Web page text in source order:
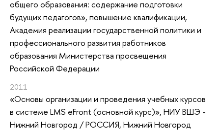
общего образования: содержание подготовки
будущих педагогов», повышение квалификации,
Академия реализации государственной политики и
профессионального развития работников
образования Министерства просвещения
Российской Федерации
2011
«Основы организации и проведения учебных курсов
в системе LMS eFront (основной курс)», НИУ ВШЭ -
Нижний Новгород / РОССИЯ, Нижний Новгород